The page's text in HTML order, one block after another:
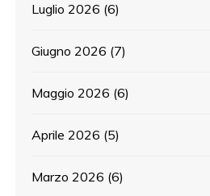
Luglio 2026 (6)
Giugno 2026 (7)
Maggio 2026 (6)
Aprile 2026 (5)
Marzo 2026 (6)